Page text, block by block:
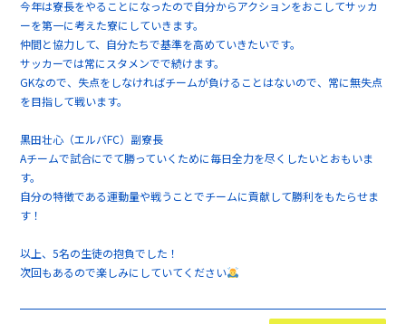
今年は寮長をやることになったので自分からアクションをおこしてサッカ
ーを第一に考えた寮にしていきます。
仲間と協力して、自分たちで基準を高めていきたいです。
サッカーでは常にスタメンでで続けます。
GKなので、失点をしなければチームが負けることはないので、常に無失点
を目指して戦います。
黒田壮心（エルバFC）副寮長
Aチームで試合にでて勝っていくために毎日全力を尽くしたいとおもいま
す。
自分の特徴である運動量や戦うことでチームに貢献して勝利をもたらせま
す！
以上、5名の生徒の抱負でした！
次回もあるので楽しみにしていてください